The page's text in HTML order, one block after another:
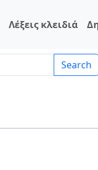
Λέξεις κλειδιά
Search